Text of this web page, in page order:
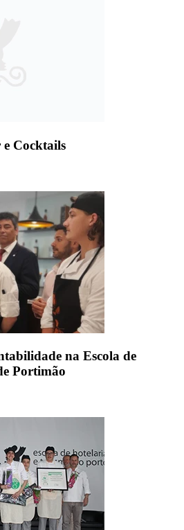
e Cocktails
na Escola de
Portimão